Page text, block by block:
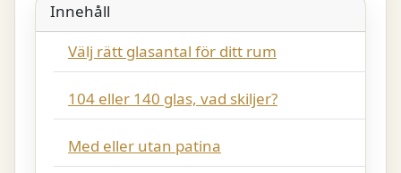
Innehåll
Välj rätt glasantal för ditt rum
104 eller 140 glas, vad skiljer?
Med eller utan patina